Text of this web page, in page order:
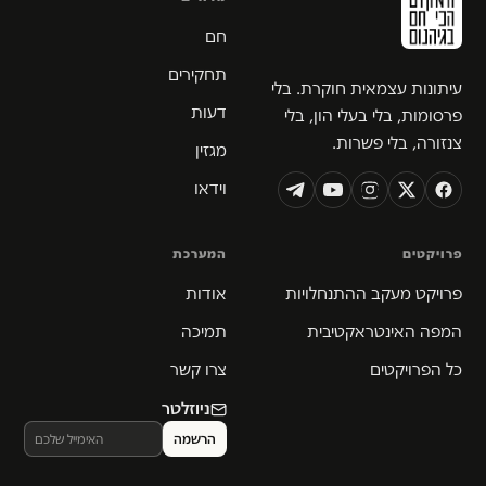
עיתונות עצמאית חוקרת. בלי
פרסומות, בלי בעלי הון, בלי
צנזורה, בלי פשרות.
חם
תחקירים
דעות
מגזין
וידאו
פרויקטים
פרויקט מעקב ההתנחלויות
המפה האינטראקטיבית
כל הפרויקטים
המערכת
אודות
תמיכה
צרו קשר
ניוזלטר